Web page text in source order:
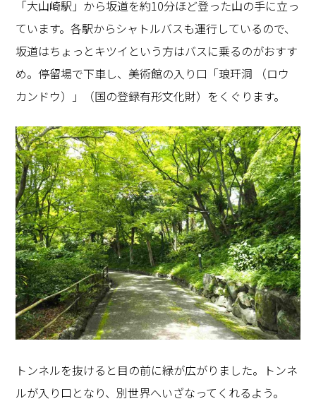
「大山崎駅」から坂道を約10分ほど登った山の手に立っ
ています。各駅からシャトルバスも運行しているので、
坂道はちょっとキツイという方はバスに乗るのがおすす
め。停留場で下車し、美術館の入り口「琅玕洞 （ロウ
カンドウ）」（国の登録有形文化財）をくぐります。
トンネルを抜けると目の前に緑が広がりました。トンネ
ルが入り口となり、別世界へいざなってくれるよう。